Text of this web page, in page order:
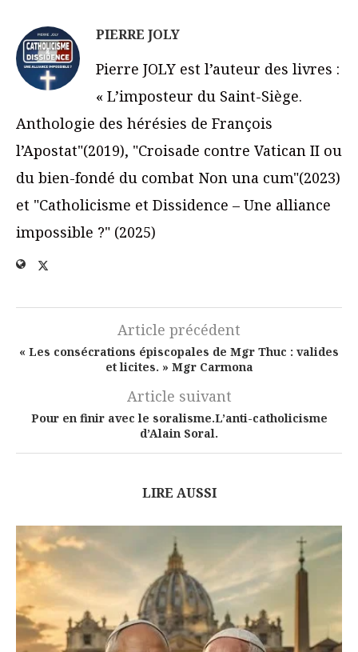
PIERRE JOLY
Pierre JOLY est l’auteur des livres :
« L’imposteur du Saint-Siège.
Anthologie des hérésies de François
l’Apostat"(2019), "Croisade contre Vatican II ou
du bien-fondé du combat Non una cum"(2023)
et "Catholicisme et Dissidence – Une alliance
impossible ?" (2025)
Article précédent
« Les consécrations épiscopales de Mgr Thuc : valides
et licites. » Mgr Carmona
Article suivant
Pour en finir avec le soralisme.L’anti-catholicisme
d’Alain Soral.
LIRE AUSSI